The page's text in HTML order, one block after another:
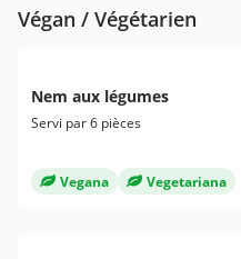
Végan / Végétarien
Nem aux légumes
Servi par 6 pièces
Vegana Vegetariana